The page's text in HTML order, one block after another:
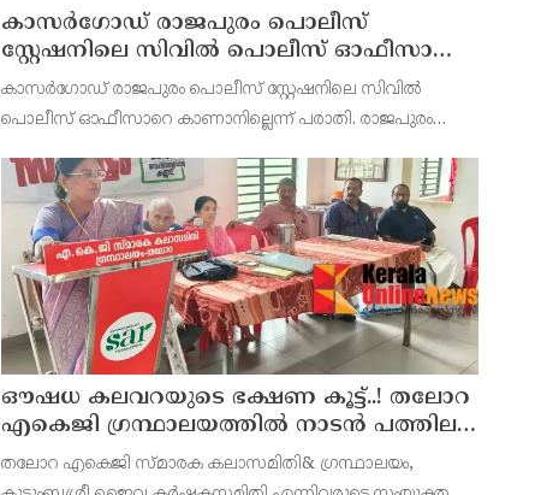
കാസർഗോഡ് രാജപുരം പൊലീസ്
സ്റ്റേഷനിലെ സിവില്‍ പൊലീസ് ഓഫീസാറെ
കാണാനില്ലെന്ന് പരാതി
കാസർഗോഡ് രാജപുരം പൊലീസ് സ്റ്റേഷനിലെ സിവില്‍
പൊലീസ് ഓഫീസാറെ കാണാനില്ലെന്ന് പരാതി. രാജപുരം
സനലിനെയാണ് (27) കഴിഞ്ഞ തിങ്കളാഴ്ച മുതല്‍
കാണാതായത്.ബേളൂർ അട്ടേങ്
ഔഷധ കലവറയുടെ ഭക്ഷണ കൂട്ട്..! തലോറ
എകെജി ഗ്രന്ഥാലയത്തിൽ നാടൻ പത്തില
കറികളുടെ പ്രദർശനവും ക്ലാസും
സംഘടിപ്പിച്ചു
തലോറ എകെജി സ്മാരക കലാസമിതി& ഗ്രന്ഥാലയം,